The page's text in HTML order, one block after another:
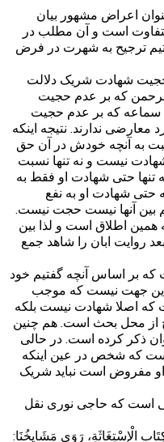
اعراض مشهور بیان
است و آن مطلب در
ترجیح به شهرت در فرض
حجیت شهادت شریک دلالت
که بر عدم حجیت
سماعه که بر عدم حجیت
ندارند. نتیجه اینکه
به آنچه خودش در آن حق
نیست و نه تنها نسبت
حتی شهادت او فقط به
شهادت او به نفع
بین آنها نیست حجت نیست.
اطلاق است و لذا بین
روایت ابان را شاهد جمع
که بر اساس آنچه گفتیم خود
این جهت نیست که موجب
که اصلا شهادت نیست بلکه
از محل بحث است. هم چنین
ذکر کرده است. در حالی
که شخص در عین اینکه
مفروض است نباید شریک
است که حاجی نوری نقل
الْإِسْتِغَاثَةِ، رَوَى مَشَايِخُنَا: